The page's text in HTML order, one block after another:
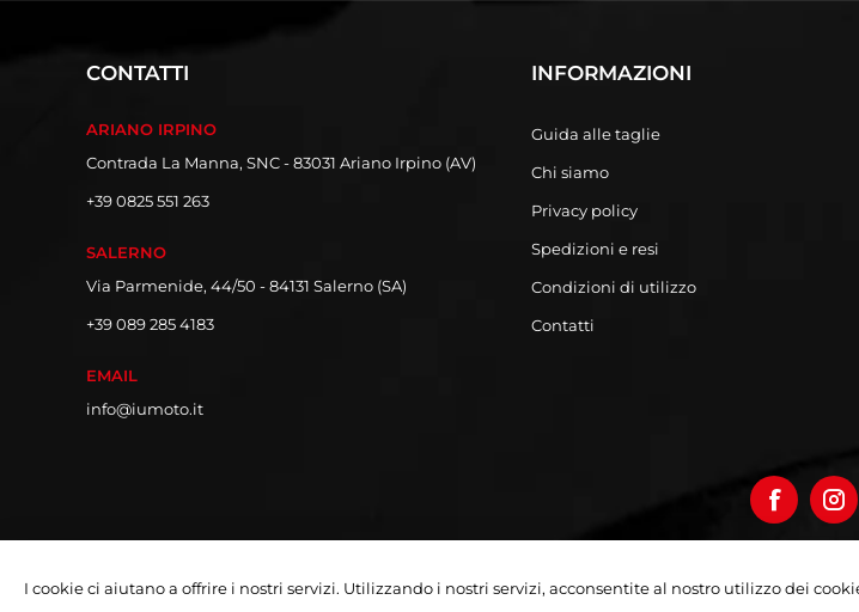
CONTATTI
ARIANO IRPINO
Contrada La Manna, SNC - 83031 Ariano Irpino (AV)
+39 0825 551 263
SALERNO
Via Parmenide, 44/50 - 84131 Salerno (SA)
+39 089 285 4183
EMAIL
info@iumoto.it
INFORMAZIONI
Guida alle taglie
Chi siamo
Privacy policy
Spedizioni e resi
Condizioni di utilizzo
Contatti
I cookie ci aiutano a offrire i nostri servizi. Utilizzando i nostri servizi, acconsentite al nostro utilizzo dei